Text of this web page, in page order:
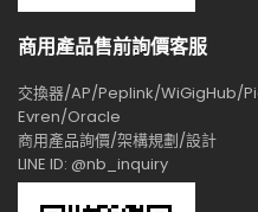
商用產品售前詢價客服
交換器/AP/Peplink/WiGigHub/
Evren/Oracle
商用產品詢價/架構規劃/設計
LINE ID: @nb_inquiry